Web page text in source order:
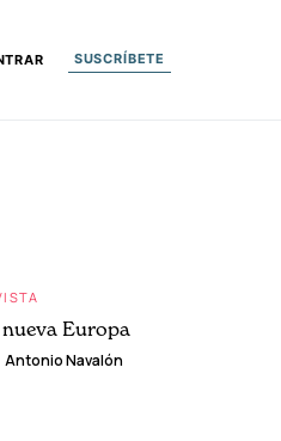
SUSCRÍBETE
Europa
Antonio Navalón